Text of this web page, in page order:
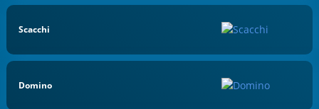
Scacchi
Domino